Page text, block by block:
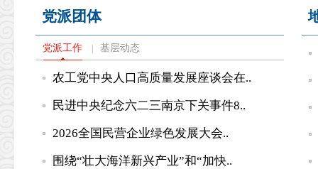
党派团体
党派工作 基层动态
农工党中央人口高质量发展座谈会在..
民进中央纪念六二三南京下关事件8..
2026全国民营企业绿色发展大会..
围绕“壮大海洋新兴产业”和“加快..